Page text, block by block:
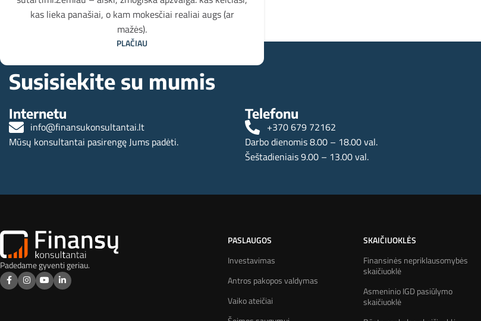
kas lieka panašiai, o kam mokesčiai realiai augs (ar
mažės).
PLAČIAU
Susisiekite su mumis
Internetu
info@finansukonsultantai.lt
Mūsų konsultantai pasirengę Jums padėti.
Telefonu
+370 679 72162
Darbo dienomis 8.00 – 18.00 val.
Šeštadieniais 9.00 – 13.00 val.
Padedame gyventi geriau.
PASLAUGOS
Investavimas
Antros pakopos valdymas
Vaiko ateičiai
SKAIČIUOKLĖS
Finansinės nepriklausomybės
skaičiuoklė
Asmeninio IGD pasiūlymo
skaičiuoklė